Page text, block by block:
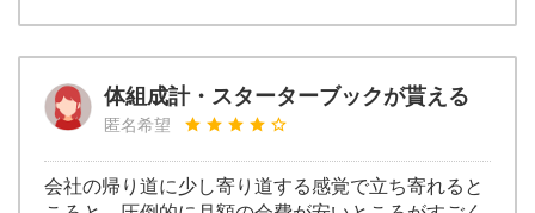
体組成計・スターターブックが貰える
匿名希望
会社の帰り道に少し寄り道する感覚で立ち寄れると